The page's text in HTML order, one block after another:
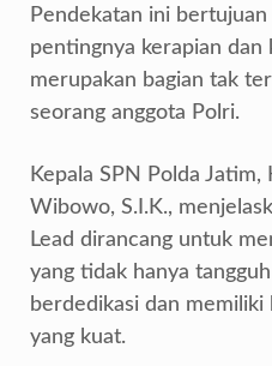
Pendekatan ini
pentingnya kerapian dan
merupakan bagian tak
seorang anggota Polri.
Kepala SPN Polda Jatim,
Wibowo, S.I.K.,
Lead dirancang untuk
yang tidak hanya
berdedikasi dan
yang kuat.